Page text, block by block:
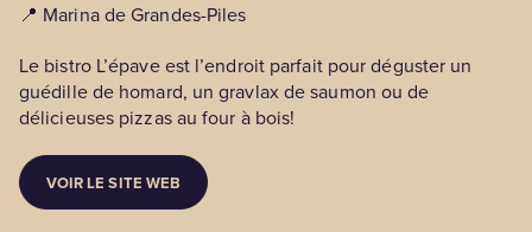
📍 Marina de Grandes-Piles
Le bistro L’épave est l’endroit parfait pour déguster un
guédille de homard, un gravlax de saumon ou de
délicieuses pizzas au four à bois!
VOIR LE SITE WEB